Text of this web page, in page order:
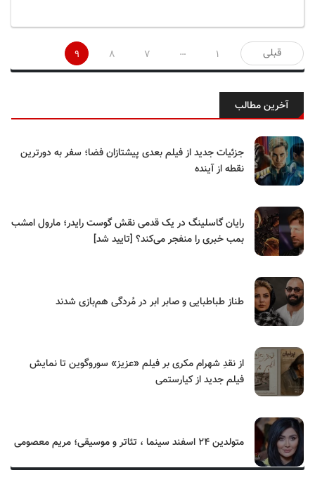
صفحه‌بندی
نوشته‌ها
قبلی 1
…
7
8
9
آخرین مطالب
جزئیات جدید از فیلم بعدی پیشتازان فضا؛ سفر به دورترین
نقطه از آینده
رایان گاسلینگ در یک قدمی نقش گوست رایدر؛ مارول امشب
بمب خبری را منفجر می‌کند؟ [تایید شد]
طناز طباطبایی و صابر ابر در مُردگی هم‌بازی شدند
از نقدِ شهرام مکری بر فیلم «عزیز» سوروگوین تا نمایش
فیلم جدید از کیارستمی
متولدین ۲۴ اسفند سینما ، تئاتر و موسیقی؛ مریم معصومی